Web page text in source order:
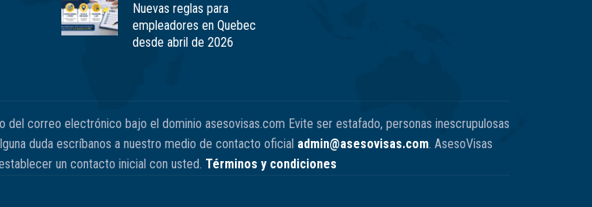
Nuevas reglas para
empleadores en Quebec
desde abril de 2026
correo electrónico bajo el dominio asesovisas.com Evite ser estafado, personas inescrupulosas
duda escríbanos a nuestro medio de contacto oficial admin@asesovisas.com. AsesoVisas
un contacto inicial con usted. Términos y condiciones